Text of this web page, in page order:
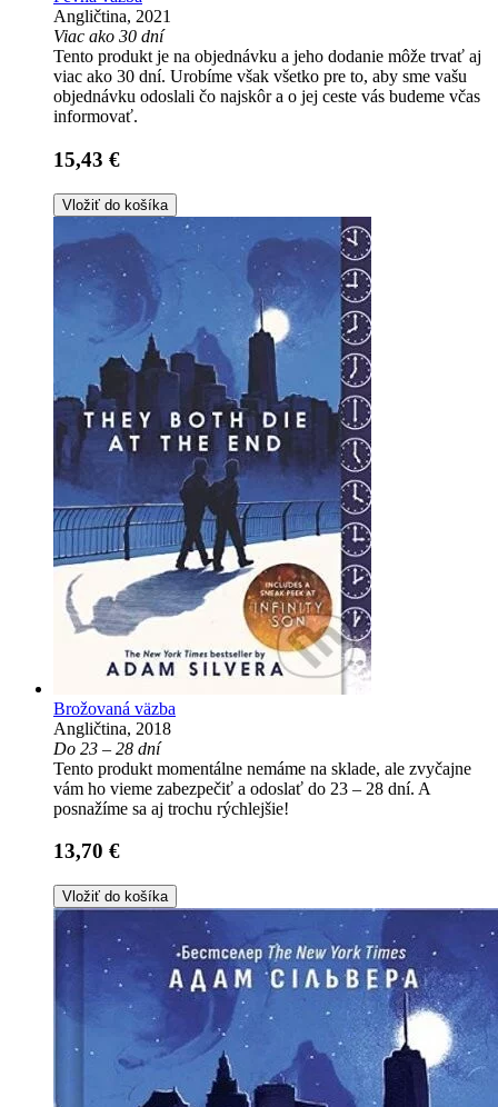
Angličtina, 2021
Viac ako 30 dní
Tento produkt je na objednávku a jeho dodanie môže trvať aj
viac ako 30 dní. Urobíme však všetko pre to, aby sme vašu
objednávku odoslali čo najskôr a o jej ceste vás budeme včas
informovať.
15,43 €
Vložiť do košíka
Brožovaná väzba
Angličtina, 2018
Do 23 – 28 dní
Tento produkt momentálne nemáme na sklade, ale zvyčajne
vám ho vieme zabezpečiť a odoslať do 23 – 28 dní. A
posnažíme sa aj trochu rýchlejšie!
13,70 €
Vložiť do košíka